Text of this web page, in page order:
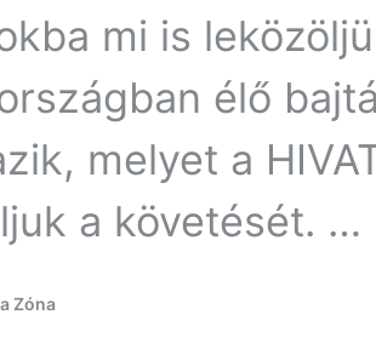
mi is
élő
melyet a
a követését. …
Zóna